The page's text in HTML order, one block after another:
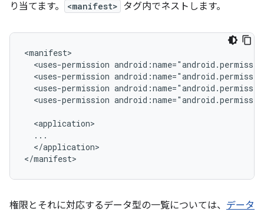
り当てます。
<manifest> タグ内でネストします。
<uses-permission
<uses-permission
<uses-permission
<uses-permission
</application>
権限とそれに対応するデータ型の一覧については、 データ